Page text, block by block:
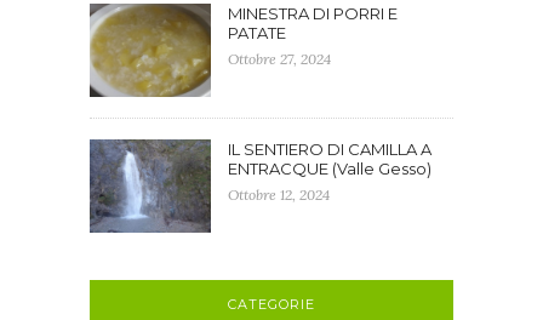
MINESTRA DI PORRI E
PATATE
Ottobre 27, 2024
IL SENTIERO DI CAMILLA A
ENTRACQUE (Valle Gesso)
Ottobre 12, 2024
CATEGORIE